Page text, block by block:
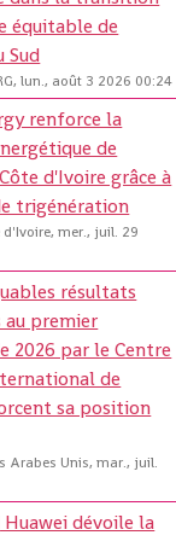
équitable de
Sud
lun., août 3 2026 00:24
renforce la
de
d'Ivoire grâce à
trigénération
d'Ivoire, mer., juil. 29
résultats
au premier
2026 par le Centre
de
sa position
Arabes Unis, mar., juil.
Huawei dévoile la